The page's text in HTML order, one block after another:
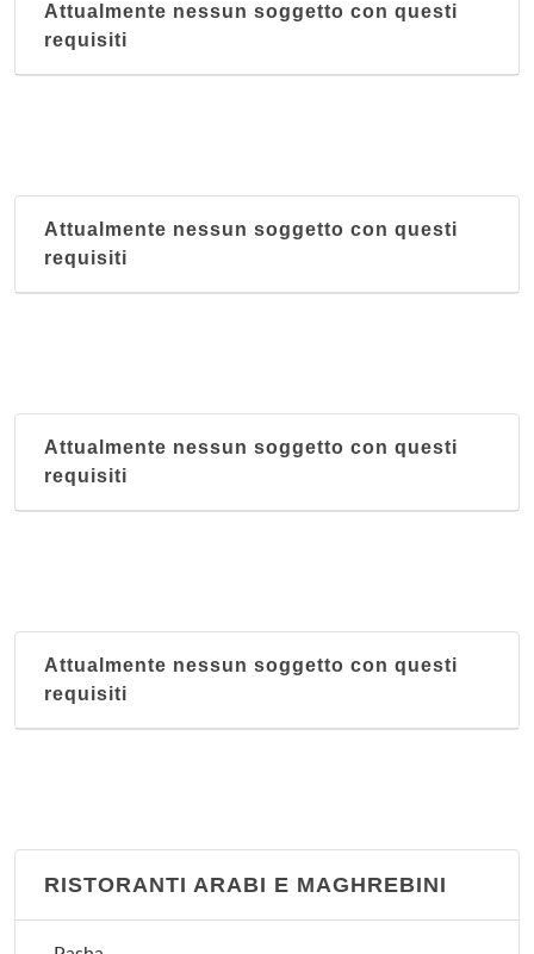
Attualmente nessun soggetto con questi
requisiti
Attualmente nessun soggetto con questi
requisiti
Attualmente nessun soggetto con questi
requisiti
Attualmente nessun soggetto con questi
requisiti
RISTORANTI ARABI E MAGHREBINI